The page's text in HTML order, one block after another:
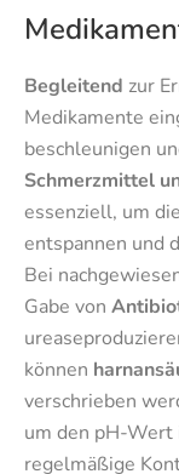
Begleitend zur
Medikamente
beschleunigen
Schmerzmittel
essenziell, um
entspannen und
Bei
Gabe von
können
verschrieben
um den pH-Wert
regelmäßige